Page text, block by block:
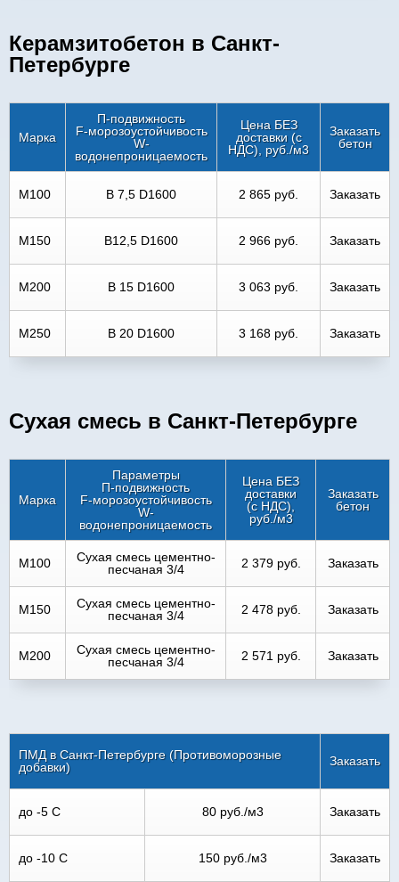
Керамзитобетон в Санкт-
Петербурге
Марка
П-подвижность
F-морозоустойчивость
W-
водонепроницаемость
Цена БЕЗ
доставки (с
НДС), руб./м3
Заказать
бетон
М100 В 7,5 D1600 2 865 руб. Заказать
М150 В12,5 D1600 2 966 руб. Заказать
М200 В 15 D1600 3 063 руб. Заказать
М250 В 20 D1600 3 168 руб. Заказать
Сухая смесь в Санкт-Петербурге
Марка
Параметры
П-подвижность
F-морозоустойчивость
W-
водонепроницаемость
Цена БЕЗ
доставки
(с НДС),
руб./м3
Заказать
бетон
M100
Сухая смесь цементно-
песчаная 3/4
2 379 руб. Заказать
M150
Сухая смесь цементно-
песчаная 3/4
2 478 руб. Заказать
M200
Сухая смесь цементно-
песчаная 3/4
2 571 руб. Заказать
ПМД в Санкт-Петербурге (Противоморозные
добавки)
Заказать
до -5 С 80 руб./м3 Заказать
до -10 С 150 руб./м3 Заказать